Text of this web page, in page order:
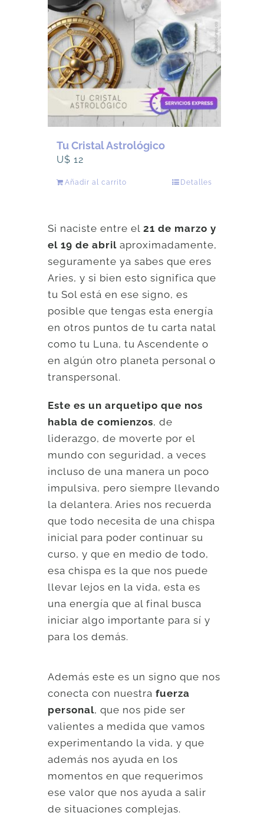
Tu Cristal Astrológico
U$12
Añadir al carrito Detalles
Si naciste entre el21 de marzo y
el 19 de abril aproximadamente,
seguramente ya sabes que eres
Aries, y si bien esto significa que
tu Sol está en ese signo, es
posible que tengas esta energía
en otros puntos de tu carta natal
como tu Luna, tu Ascendente o
en algún otro planeta personal o
transpersonal.
Este es un arquetipo que nos
habla de comienzos, de
liderazgo, de moverte por el
mundo con seguridad, a veces
incluso de una manera un poco
impulsiva, pero siempre llevando
la delantera. Aries nos recuerda
que todo necesita de una chispa
inicial para poder continuar su
curso, y que en medio de todo,
esa chispa es la que nos puede
llevar lejos en la vida, esta es
una energía que al final busca
iniciar algo importante para sí y
para los demás.
Además este es un signo que nos
conecta con nuestrafuerza
personal, que nos pide ser
valientes a medida que vamos
experimentando la vida, y que
además nos ayuda en los
momentos en que requerimos
ese valor que nos ayuda a salir
de situaciones complejas.